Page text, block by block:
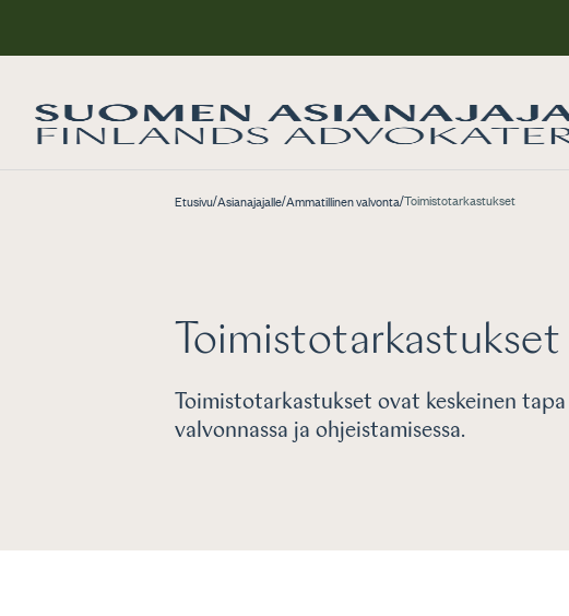
Etusivu/Asianajajalle/Ammatillinen valvonta/Toimistotarkastukset
Toimistotarkastukset
Toimistotarkastukset ovat keskeinen
valvonnassa ja ohjeistamisessa.